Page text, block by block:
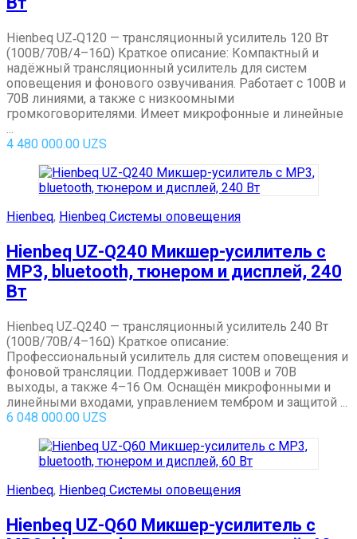
Hienbeq UZ‑Q120 — трансляционный усилитель 120 Вт
(100В/70В/4–16Ω) Краткое описание: Компактный и
надёжный трансляционный усилитель для систем
оповещения и фонового озвучивания. Работает с 100В и
70В линиями, а также с низкоомными
громкоговорителями. Имеет микрофонные и линейные
4 480 000.00 UZS
Hienbeq, Hienbeq Системы оповещения
Hienbeq UZ-Q240 Микшер-усилитель с
MP3, bluetooth, тюнером и дисплей, 240
Вт
Hienbeq UZ‑Q240 — трансляционный усилитель 240 Вт
(100В/70В/4–16Ω) Краткое описание:
Профессиональный усилитель для систем оповещения и
фоновой трансляции. Поддерживает 100В и 70В
выходы, а также 4–16 Ом. Оснащён микрофонными и
линейными входами, управлением тембром и защитой ...
6 048 000.00 UZS
Hienbeq, Hienbeq Системы оповещения
Hienbeq UZ-Q60 Микшер-усилитель с